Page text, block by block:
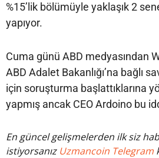
%15’lik bölümüyle yaklaşık 2
yapıyor.
Cuma günü ABD medyasından
ABD Adalet Bakanlığı’na bağlı
için soruşturma başlattıklarına
yapmış ancak CEO Ardoino bu
En güncel gelişmelerden ilk siz
istiyorsanız Uzmancoin Telegram